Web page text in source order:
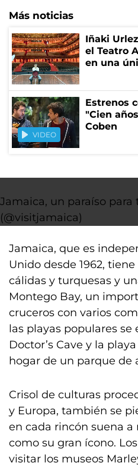
Más noticias
Iñaki
el Teatro
en una
VIDEO
Estrenos
"Cien
Coben
Jamaica, un paraíso para
(@visitjamaica)
Jamaica, que es
Unido desde 1962,
cálidas y turquesas y
Montego Bay, un
cruceros con varios
las playas populares se
Doctor’s Cave y la
hogar de un parque de
Crisol de culturas
y Europa, también se
en cada rincón suena
como su gran ícono.
visitar los museos